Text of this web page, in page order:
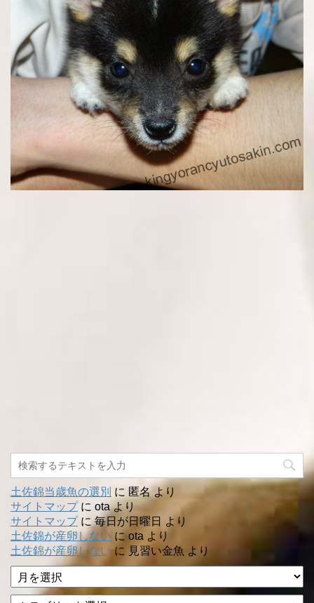
土佐錦当歳魚の選別 に 匿名より
サイトマップに otaより
サイトマップに毎日が日曜日 より
土佐錦が産卵しない にota より
土佐錦が産卵しないに 見習い金魚 より
ア
ー